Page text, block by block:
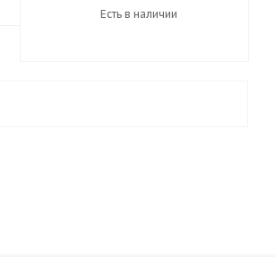
Есть в наличии